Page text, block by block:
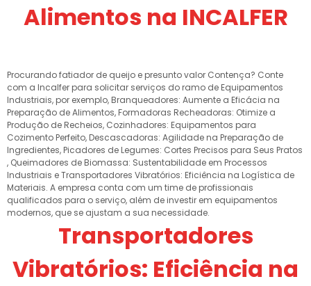
Alimentos na INCALFER
Procurando fatiador de queijo e presunto valor Contença? Conte
com a Incalfer para solicitar serviços do ramo de Equipamentos
Industriais, por exemplo, Branqueadores: Aumente a Eficácia na
Preparação de Alimentos, Formadoras Recheadoras: Otimize a
Produção de Recheios, Cozinhadores: Equipamentos para
Cozimento Perfeito, Descascadoras: Agilidade na Preparação de
Ingredientes, Picadores de Legumes: Cortes Precisos para Seus Pratos
, Queimadores de Biomassa: Sustentabilidade em Processos
Industriais e Transportadores Vibratórios: Eficiência na Logística de
Materiais. A empresa conta com um time de profissionais
qualificados para o serviço, além de investir em equipamentos
modernos, que se ajustam a sua necessidade.
Transportadores
Vibratórios: Eficiência na